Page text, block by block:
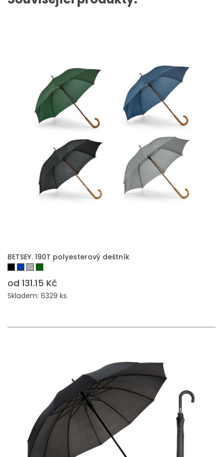
BETSEY. 190T polyesterový deštník
od 131.15 Kč
Skladem: 6329 ks.